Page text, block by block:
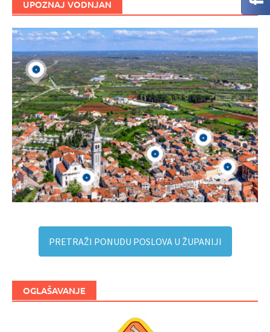
UPOZNAJ VODNJAN
PRETRAŽI PONUDU POSLOVA U ŽUPANIJI
OGLAŠAVANJE